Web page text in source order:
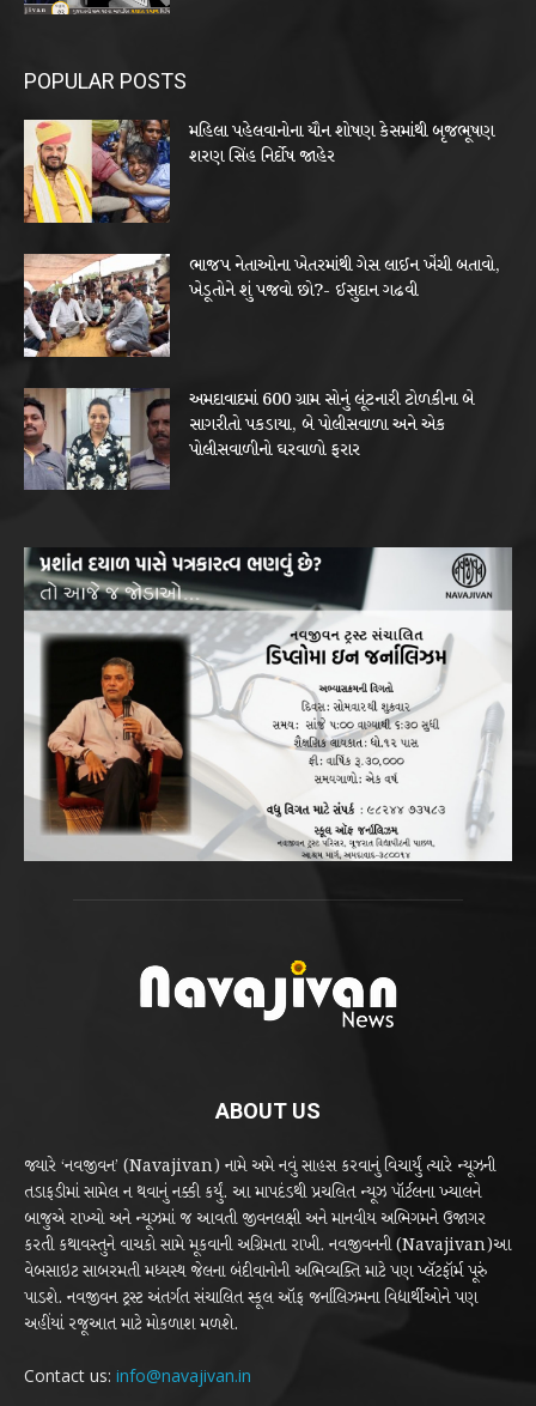
POPULAR POSTS
મહિલા પહેલવાનોના યૌન શોષણ કેસમાંથી બૃજભૂષણ
શરણ સિંહ નિર્દોષ જાહેર
ભાજપ નેતાઓના ખેતરમાંથી ગેસ લાઈન ખેંચી બતાવો,
ખેડૂતોને શું પજવો છો?- ઈસુદાન ગઢવી
અમદાવાદમાં 600 ગ્રામ સોનું લૂંટનારી ટોળકીના બે
સાગરીતો પકડાયા, બે પોલીસવાળા અને એક
પોલીસવાળીનો ઘરવાળો ફરાર
ABOUT US
જ્યારે ‘નવજીવન’ (Navajivan) નામે અમે નવું સાહસ કરવાનું વિચાર્યું ત્યારે ન્યૂઝની
તડાફડીમાં સામેલ ન થવાનું નક્કી કર્યું. આ માપદંડથી પ્રચલિત ન્યૂઝ પૉર્ટલના ખ્યાલને
બાજુએ રાખ્યો અને ન્યૂઝમાં જ આવતી જીવનલક્ષી અને માનવીય અભિગમને ઉજાગર
કરતી કથાવસ્તુને વાચકો સામે મૂકવાની અગ્રિમતા રાખી. નવજીવનની (Navajivan)આ
વેબસાઇટ સાબરમતી મધ્યસ્થ જેલના બંદીવાનોની અભિવ્યક્તિ માટે પણ પ્લૅટફૉર્મ પૂરું
પાડશે. નવજીવન ટ્રસ્ટ અંતર્ગત સંચાલિત સ્કૂલ ઑફ જર્નાલિઝમના વિદ્યાર્થીઓને પણ
અહીંયાં રજૂઆત માટે મોકળાશ મળશે.
Contact us: info@navajivan.in